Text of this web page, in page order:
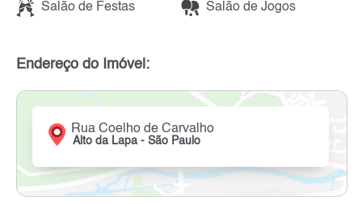
Salão de Festas Salão de Jogos
Endereço do Imóvel:
Rua Coelho de Carvalho
Alto da Lapa - São Paulo